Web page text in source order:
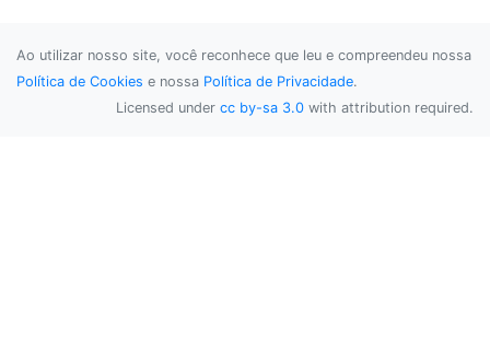
Ao utilizar nosso site, você reconhece que leu e compreendeu nossa
Política de Cookies e nossa Política de Privacidade.
Licensed under cc by-sa 3.0 with attribution required.